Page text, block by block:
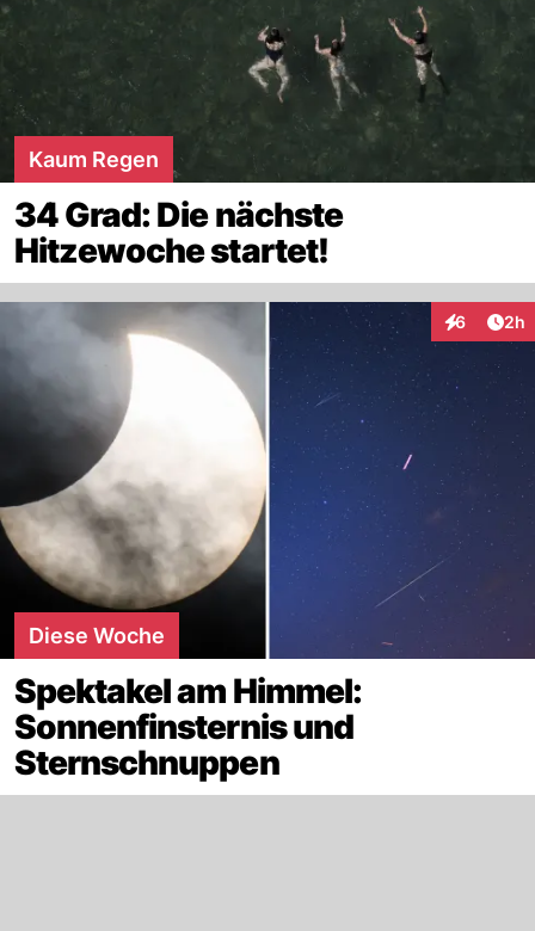
Kaum Regen
34 Grad: Die nächste
Hitzewoche startet!
6 2h
Diese Woche
Spektakel am Himmel:
Sonnenfinsternis und
Sternschnuppen